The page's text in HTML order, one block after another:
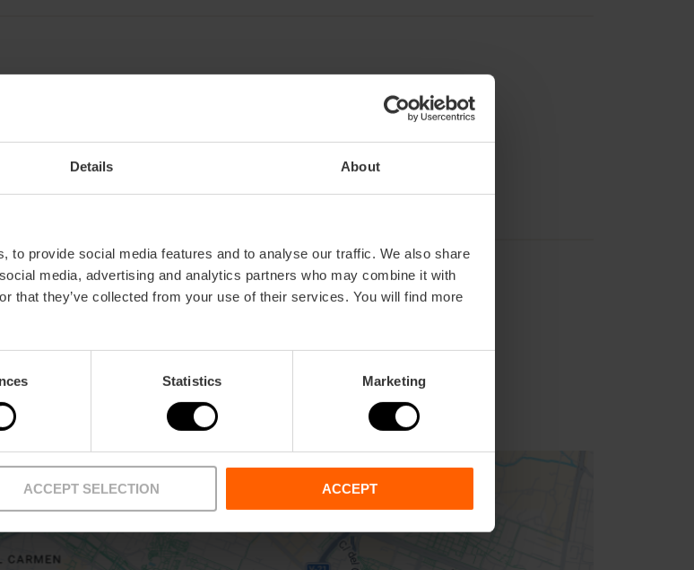
Details About
to provide social media features and to analyse our traffic. We also share
media, advertising and analytics partners who may combine it with
that they’ve collected from your use of their services. You will find more
Statistics Marketing
ACCEPT SELECTION ACCEPT